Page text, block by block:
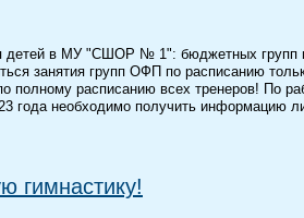
детей в МУ "СШОР № 1": бюджетных групп
занятия групп ОФП по расписанию
полному расписанию всех тренеров! По
года необходимо получить информацию
гимнастику!